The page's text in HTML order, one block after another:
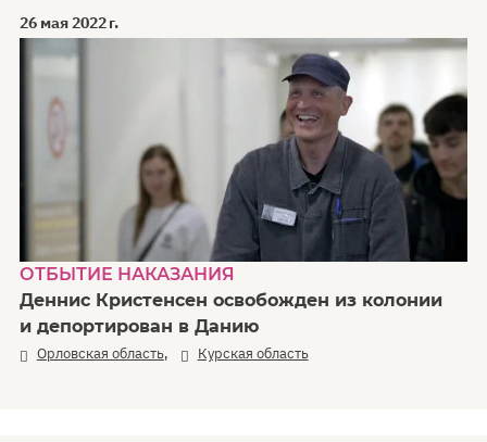
26 мая 2022 г.
ОТБЫТИЕ НАКАЗАНИЯ
Деннис Кристенсен освобожден из колонии
и депортирован в Данию
Орловская область, Курская область